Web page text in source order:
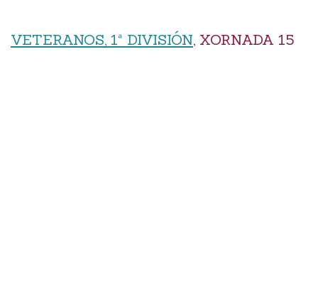
VETERANOS, 1ª DIVISIÓN, XORNADA 15